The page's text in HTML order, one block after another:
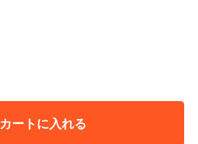
カートに入れる